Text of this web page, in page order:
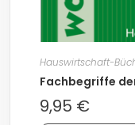
Hauswirtschaft-
Fachbegriffe
9,95 €